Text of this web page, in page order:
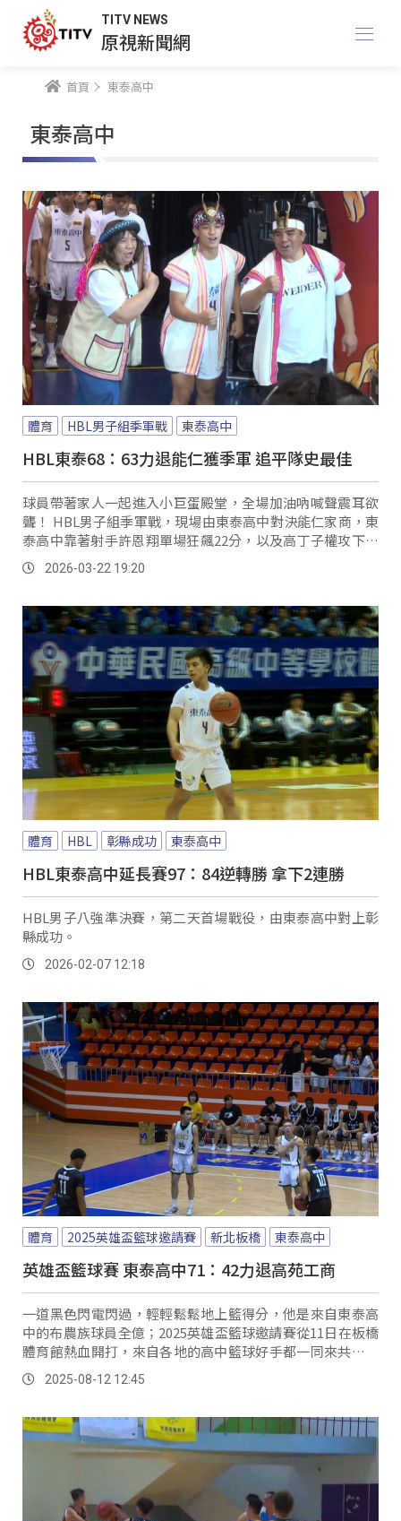
TITV NEWS
原視新聞網
首頁 東泰高中
東泰高中
體育 HBL男子組季軍戰 東泰高中
HBL東泰68：63力退能仁獲季軍 追平隊史最佳
球員帶著家人一起進入小巨蛋殿堂，全場加油吶喊聲震耳欲
聾！ HBL男子組季軍戰，現場由東泰高中對決能仁家商，東
泰高中靠著射手許恩翔單場狂飆22分，以及高丁子權攻下生
涯新高19分的火力支援，東泰頂住末節一度被追到一分差的
壓力，終場以68比63擊敗能仁，奪下隊史最佳第三名，也讓
2026-03-22 19:20
體育 HBL 彰縣成功 東泰高中
HBL東泰高中延長賽97：84逆轉勝 拿下2連勝
HBL男子八強準決賽，第二天首場戰役，由東泰高中對上彰
縣成功。
2026-02-07 12:18
體育 2025英雄盃籃球邀請賽 新北板橋 東泰高中
英雄盃籃球賽 東泰高中71：42力退高苑工商
一道黑色閃電閃過，輕輕鬆鬆地上籃得分，他是來自東泰高
中的布農族球員全億；2025英雄盃籃球邀請賽從11日在板橋
體育館熱血開打，來自各地的高中籃球好手都一同來共襄盛
舉。2025-08-12 12:45